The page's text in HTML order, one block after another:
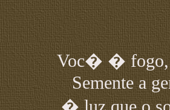
Voc� � fogo,
Semente a